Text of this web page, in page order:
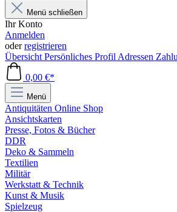
Menü schließen
Ihr Konto
Anmelden
oderregistrieren
Übersicht Persönliches Profil Adressen
0,00 €*
Menü
Antiquitäten Online Shop
Ansichtskarten
Presse, Fotos & Bücher
DDR
Deko & Sammeln
Textilien
Militär
Werkstatt & Technik
Kunst & Musik
Spielzeug